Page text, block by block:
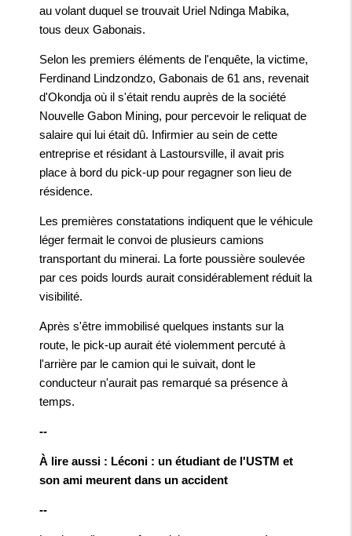
au volant duquel se trouvait Uriel Ndinga Mabika,
tous deux Gabonais.
Selon les premiers éléments de l'enquête, la victime,
Ferdinand Lindzondzo, Gabonais de 61 ans, revenait
d'Okondja où il s'était rendu auprès de la société
Nouvelle Gabon Mining, pour percevoir le reliquat de
salaire qui lui était dû. Infirmier au sein de cette
entreprise et résidant à Lastoursville, il avait pris
place à bord du pick-up pour regagner son lieu de
résidence.
Les premières constatations indiquent que le véhicule
léger fermait le convoi de plusieurs camions
transportant du minerai. La forte poussière soulevée
par ces poids lourds aurait considérablement réduit la
visibilité.
Après s'être immobilisé quelques instants sur la
route, le pick-up aurait été violemment percuté à
l'arrière par le camion qui le suivait, dont le
conducteur n'aurait pas remarqué sa présence à
temps.
--
À lire aussi : Léconi : un étudiant de l'USTM et
son ami meurent dans un accident
--